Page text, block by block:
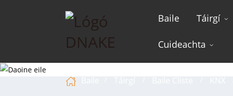
Baile Táirgí
Cuideachta